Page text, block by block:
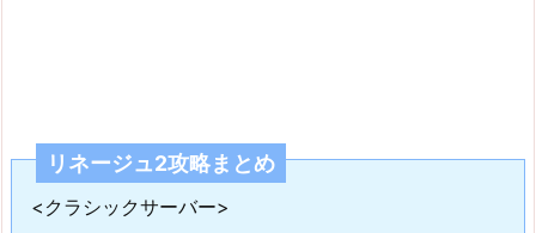
リネージュ2攻略まとめ
<クラシックサーバー>